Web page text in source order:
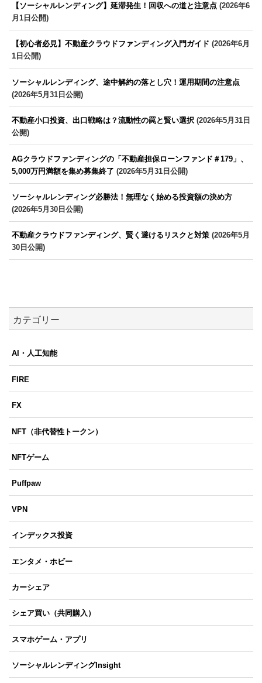
【ソーシャルレンディング】延滞発生！回収への道と注意点 (2026年6
月1日公開)
【初心者必見】不動産クラウドファンディング入門ガイド (2026年6月
1日公開)
ソーシャルレンディング、途中解約の落とし穴！運用期間の注意点
(2026年5月31日公開)
不動産小口投資、出口戦略は？流動性の罠と賢い選択 (2026年5月31日
公開)
AGクラウドファンディングの「不動産担保ローンファンド＃179」、
5,000万円満額を集め募集終了 (2026年5月31日公開)
ソーシャルレンディング必勝法！無理なく始める投資額の決め方
(2026年5月30日公開)
不動産クラウドファンディング、賢く避けるリスクと対策 (2026年5月
30日公開)
カテゴリー
AI・人工知能
FIRE
FX
NFT（非代替性トークン）
NFTゲーム
Puffpaw
VPN
インデックス投資
エンタメ・ホビー
カーシェア
シェア買い（共同購入）
スマホゲーム・アプリ
ソーシャルレンディングInsight